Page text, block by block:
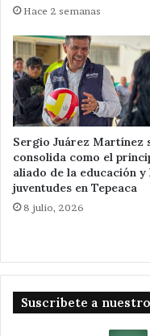
Hace 2 semanas
Sergio Juárez Martínez
consolida como el
aliado de la educación y
juventudes en Tepeaca
8 julio, 2026
Suscribete a